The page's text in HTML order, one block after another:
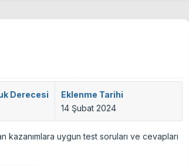
Derecesi
Eklenme Tarihi
14 Şubat 2024
kazanımlara uygun test soruları ve cevapları